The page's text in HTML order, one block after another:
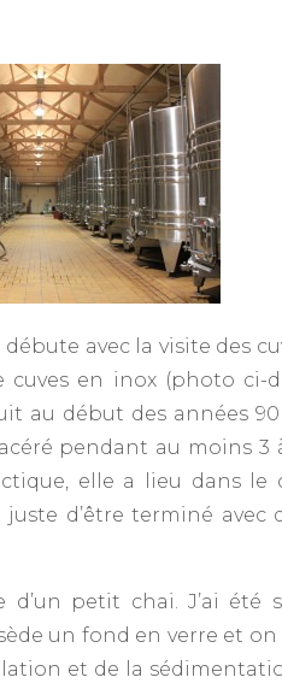
avec la visite des
en inox (photo ci-
au début des années 90
pendant au moins 3
elle a lieu dans le
d’être terminé avec
petit chai. J’ai été
un fond en verre et
et de la